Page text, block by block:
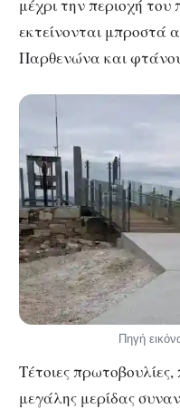
μέχρι την περιοχή
εκτείνονται μπροστά
Παρθενώνα και
Πηγή
Τέτοιες
μεγάλης μερίδας